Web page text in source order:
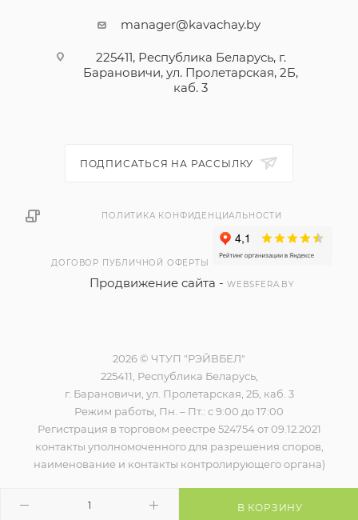
В КОРЗИНУ
manager@kavachay.by
225411, Республика Беларусь, г.
Барановичи, ул. Пролетарская, 2Б,
каб. 3
ПОДПИСАТЬСЯ НА РАССЫЛКУ
ПОЛИТИКА КОНФИДЕНЦИАЛЬНОСТИ
ДОГОВОР ПУБЛИЧНОЙ ОФЕРТЫ
Продвижение сайта -WEBSFERA.BY
2026 © ЧТУП "РЭЙВБЕЛ"
225411, Республика Беларусь,
г. Барановичи, ул. Пролетарская, 2Б, каб. 3
Режим работы, Пн. – Пт.: с 9:00 до 17:00
Регистрация в торговом реестре 524754 от 09.12.2021
контакты уполномоченного для разрешения споров,
наименование и контакты контролирующего органа)